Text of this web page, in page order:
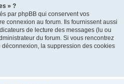
» ?
par phpBB qui conservent vos
connexion au forum. Ils fournissent aussi
de lecture des messages (lu ou
du forum. Si vous rencontrez
la suppression des cookies